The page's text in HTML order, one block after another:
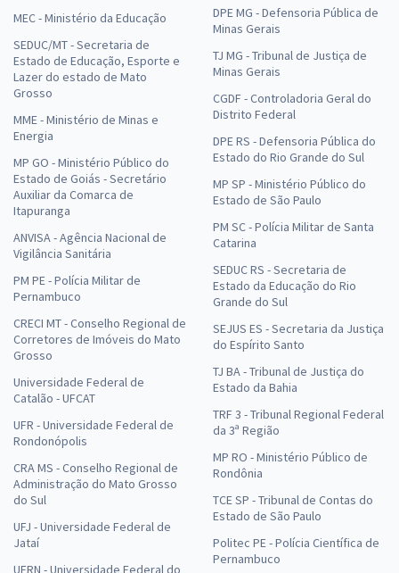
MEC - Ministério da Educação
SEDUC/MT - Secretaria de
Estado de Educação, Esporte e
Lazer do estado de Mato
Grosso
MME - Ministério de Minas e
Energia
MP GO - Ministério Público do
Estado de Goiás - Secretário
Auxiliar da Comarca de
Itapuranga
ANVISA - Agência Nacional de
Vigilância Sanitária
PM PE - Polícia Militar de
Pernambuco
CRECI MT - Conselho Regional de
Corretores de Imóveis do Mato
Grosso
Universidade Federal de
Catalão - UFCAT
UFR - Universidade Federal de
Rondonópolis
CRA MS - Conselho Regional de
Administração do Mato Grosso
do Sul
UFJ - Universidade Federal de
Jataí
UFRN - Universidade Federal do
DPE MG - Defensoria Pública de
Minas Gerais
TJ MG - Tribunal de Justiça de
Minas Gerais
CGDF - Controladoria Geral do
Distrito Federal
DPE RS - Defensoria Pública do
Estado do Rio Grande do Sul
MP SP - Ministério Público do
Estado de São Paulo
PM SC - Polícia Militar de Santa
Catarina
SEDUC RS - Secretaria de
Estado da Educação do Rio
Grande do Sul
SEJUS ES - Secretaria da Justiça
do Espírito Santo
TJ BA - Tribunal de Justiça do
Estado da Bahia
TRF 3 - Tribunal Regional Federal
da 3ª Região
MP RO - Ministério Público de
Rondônia
TCE SP - Tribunal de Contas do
Estado de São Paulo
Politec PE - Polícia Científica de
Pernambuco